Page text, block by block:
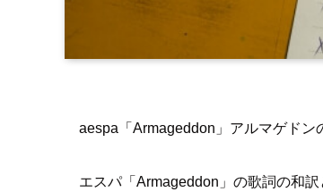
aespa「Armageddon」アルマゲドン
エスパ「Armageddon」の歌詞の和